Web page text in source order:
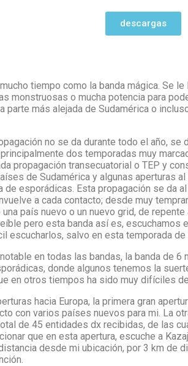
descargas
tiempo como la banda mágica. Se
monstruosas o mucha potencia para
más alejada de Sudamérica o
no se da durante todo el año, se
dos temporadas muy
propagación transecuatorial o TEP y
de Sudamérica y algunas aperturas
esporádicas. Esta propagación se da
a cada contacto; desde muy
país nuevo o un nuevo grid, de
pero esta banda así es, escuchamos
escucharlos, salvo en esta temporada
en todas las bandas, la banda de
donde algunos tenemos la
en otros tiempos ha sido muy difíciles
hacia Europa, la primera gran
con varios países nuevos para mi. La
de 45 entidades dx recibidas, de las
que en esta apertura, escuche a
desde mi ubicación, por 3 km de